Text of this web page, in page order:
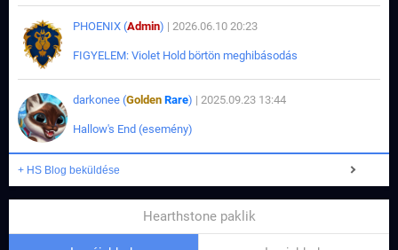
PHOENIX (Admin) | 2026.06.10 20:23
FIGYELEM: Violet Hold börtön meghibásodás
darkonee (Golden Rare) | 2025.09.23 13:44
Hallow's End (esemény)
+ HS Blog beküldése
Hearthstone paklik